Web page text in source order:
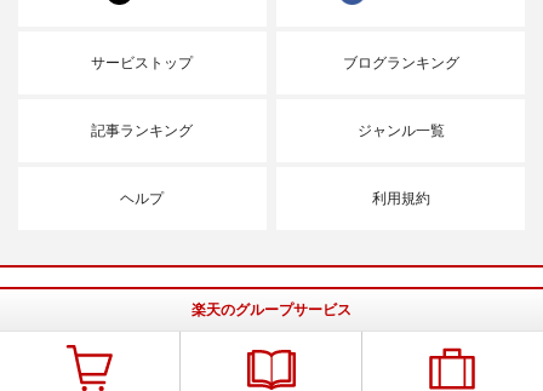
サービストップ ブログランキング
記事ランキング ジャンル一覧
ヘルプ 利用規約
楽天のグループサービス